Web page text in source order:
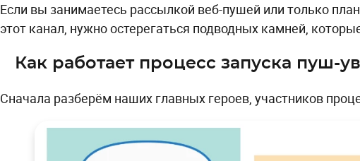
Если вы занимаетесь рассылкой веб-пушей или только
этот канал, нужно остерегаться подводных камней,
Как работает процесс запуска пуш-
Сначала разберём наших главных героев, участников